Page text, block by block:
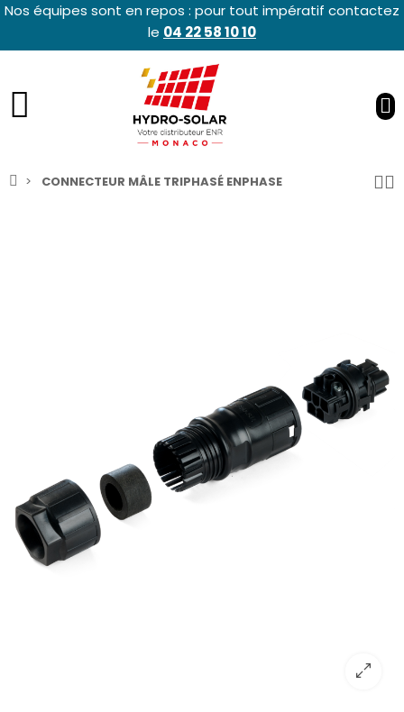
Nos équipes sont en repos : pour tout impératif contactez
le 04 22 58 10 10
CONNECTEUR MÂLE TRIPHASÉ ENPHASE